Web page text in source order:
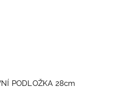
PODLOŽKA 28cm